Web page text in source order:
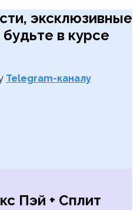
эксклюзивные
в курсе
Telegram-каналу
Пэй + Сплит